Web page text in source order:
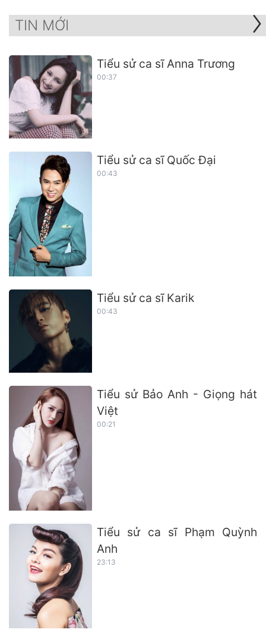
TIN MỚI
Tiểu sử ca sĩ Anna Trương
00:37
Tiểu sử ca sĩ Quốc Đại
00:43
Tiểu sử ca sĩ Karik
00:43
Tiểu sử Bảo Anh - Giọng hát
Việt
00:21
Tiểu sử ca sĩ Phạm Quỳnh
Anh
23:13